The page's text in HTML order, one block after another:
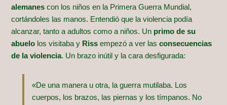
alemanes con los niños en la Primera Guerra Mundial,
cortándoles las manos. Entendió que la violencia podía
alcanzar, tanto a adultos como a niños. Un primo de su
abuelo los visitaba y Riss empezó a ver lasconsecuencias
de la violencia. Un brazo inútil y la cara desfigurada:
«De una manera u otra, la guerra mutilaba. Los
cuerpos, los brazos, las piernas y los tímpanos. No